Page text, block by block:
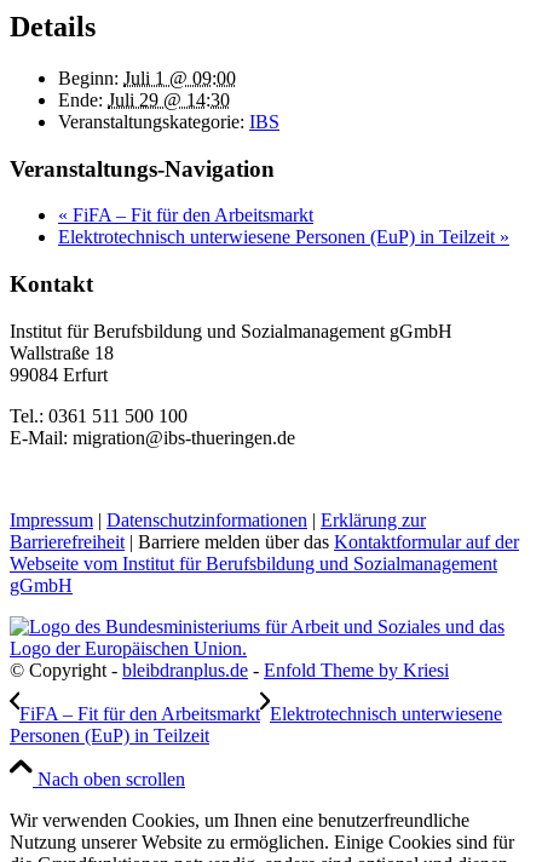
Details
Beginn: Juli 1 @ 09:00
Ende: Juli 29 @ 14:30
Veranstaltungskategorie: IBS
Veranstaltungs-Navigation
« FiFA – Fit für den Arbeitsmarkt
Elektrotechnisch unterwiesene Personen (EuP) in Teilzeit »
Kontakt
Institut für Berufsbildung und Sozialmanagement gGmbH
Wallstraße 18
99084 Erfurt
Tel.: 0361 511 500 100
E-Mail: migration@ibs-thueringen.de
Impressum | Datenschutzinformationen | Erklärung zur
Barrierefreiheit | Barriere melden über das Kontaktformular auf der
Webseite vom Institut für Berufsbildung und Sozialmanagement
gGmbH
© Copyright - bleibdranplus.de - Enfold Theme by Kriesi
FiFA – Fit für den Arbeitsmarkt Elektrotechnisch unterwiesene
Personen (EuP) in Teilzeit
Nach oben scrollen
Wir verwenden Cookies, um Ihnen eine benutzerfreundliche
Nutzung unserer Website zu ermöglichen. Einige Cookies sind für